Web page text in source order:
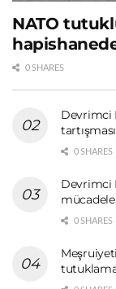
NATO
0 SHARES
Devrimci
0 SHARES
Devrimci
mücadele
0 SHARES